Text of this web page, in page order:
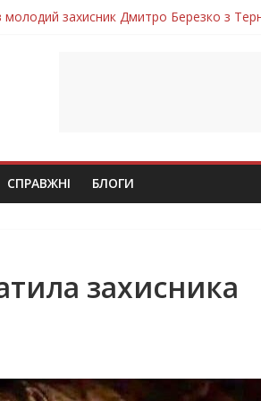
молодий захисник Дмитро Березко з
Петро Федів повертається до
скорботі: на щиті повертається воїн
безвісти, – Ангелом додому
СПРАВЖНІ БЛОГИ
захисника